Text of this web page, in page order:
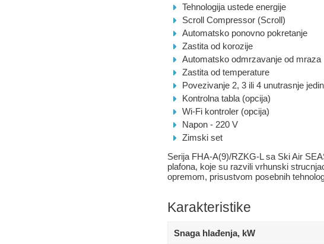
Tehnologija ustede energije
Scroll Compressor (Scroll)
Automatsko ponovno pokretanje
Zastita od korozije
Automatsko odmrzavanje od mraza
Zastita od temperature
Povezivanje 2, 3 ili 4 unutrasnje
Kontrolna tabla (opcija)
Wi-Fi kontroler (opcija)
Napon - 220 V
Zimski set
Serija FHA-A(9)/RZKG-L sa Ski Air
plafona, koje su razvili vrhunski
opremom, prisustvom posebnih
Karakteristike
Snaga hlađenja, kW